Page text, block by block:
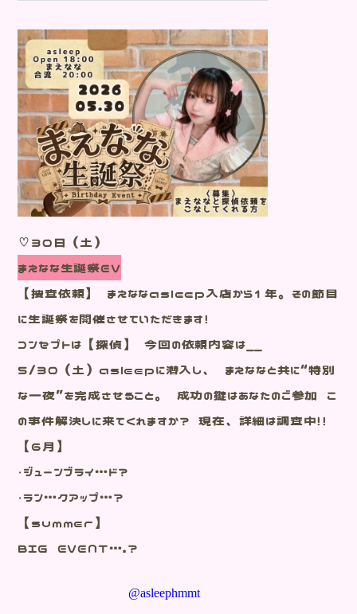
♡３０日（土）
まえなな生誕祭EV
【捜査依頼】 まえななasleep入店から1年。その節目
に生誕祭を開催させていただきます！
コンセプトは【探偵】 今回の依頼内容は__
5/30（土）asleepに潜入し、 まえななと共に“特別
な一夜”を完成させること。 成功の鍵はあなたのご参加 こ
の事件解決しに来てくれますか？ 現在、詳細は調査中！！
【６月】
・ジューンブライ…ド？
・ラン…クアップ…？
【summer】
BIG EVENT….？
@asleephmmt